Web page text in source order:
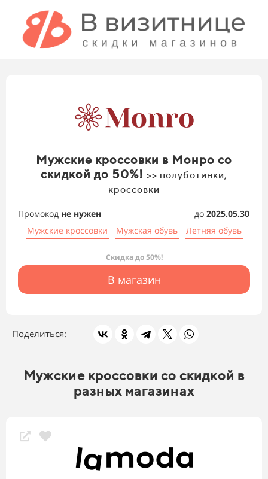
Мужские кроссовки в Монро со
скидкой до 50%! >> полуботинки,
кроссовки
Промокод не нужен до 2025.05.30
Мужские кроссовки
Мужская обувь Летняя обувь
Скидка до 50%!
В магазин
Поделиться:
Мужские кроссовки со скидкой в
разных магазинах